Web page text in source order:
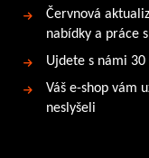
Červnová
nabídky a práce
Ujdete s námi
Váš e-shop vám
neslyšeli